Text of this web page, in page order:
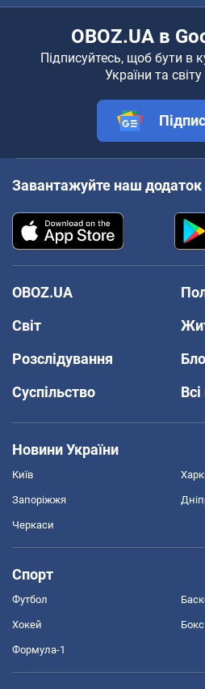
OBOZ.UA в
Підписуйтесь, щоб бути в
України та світу
Завантажуйте наш додаток
OBOZ.UA
Світ
Розслідування
Суспільство
Новини України
Київ
Запоріжжя
Черкаси
Спорт
Футбол
Хокей Бокс
Формула-1